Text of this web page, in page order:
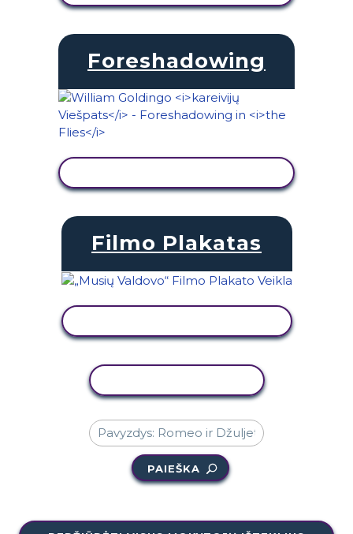
Foreshadowing
Filmo Plakatas
PAIEŠKA